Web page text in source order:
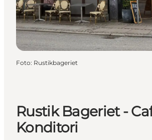
Foto: Rustikbageriet
Rustik Bageriet -
Konditori